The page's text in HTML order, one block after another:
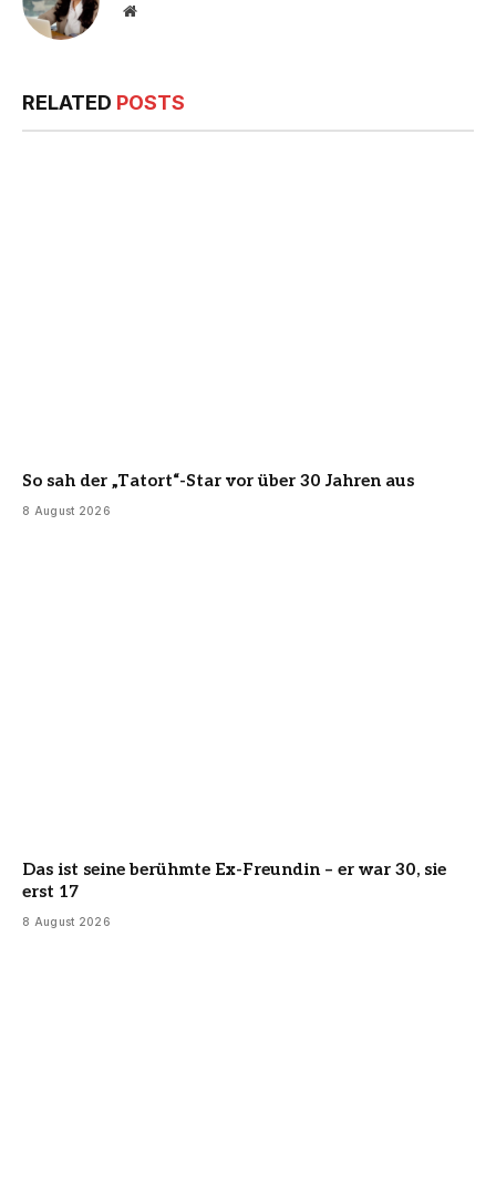
Website
RELATED POSTS
So sah der „Tatort“-Star vor über 30 Jahren aus
8 August 2026
Das ist seine berühmte Ex-Freundin – er war 30, sie
erst 17
8 August 2026